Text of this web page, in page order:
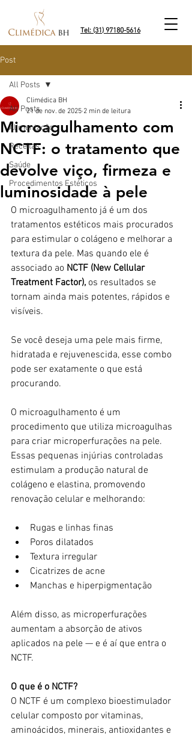
Tel: (31) 97180-5616
Post
All Posts
Alimentação
Receitas
Saúde
Procedimentos Estéticos
All Posts
Microagulhamento com
NCTF: o tratamento que
devolve viço, firmeza e
luminosidade à pele
Climédica BH
21 de nov. de 2025 2 min de leitura
O microagulhamento já é um dos
tratamentos estéticos mais procurados
para estimular o colágeno e melhorar a
textura da pele. Mas quando ele é
associado ao NCTF (New Cellular
Treatment Factor), os resultados se
tornam ainda mais potentes, rápidos e
visíveis.
Se você deseja uma pele mais firme,
hidratada e rejuvenescida, esse combo
pode ser exatamente o que está
procurando.
O microagulhamento é um
procedimento que utiliza microagulhas
para criar microperfurações na pele.
Essas pequenas injúrias controladas
estimulam a produção natural de
colágeno e elastina, promovendo
renovação celular e melhorando:
Rugas e linhas finas
Poros dilatados
Textura irregular
Cicatrizes de acne
Manchas e hiperpigmentação
Além disso, as microperfurações
aumentam a absorção de ativos
aplicados na pele — e é aí que entra o
NCTF.
O que é o NCTF?
O NCTF é um complexo bioestimulador
celular composto por vitaminas,
aminoácidos, minerais, antioxidantes e